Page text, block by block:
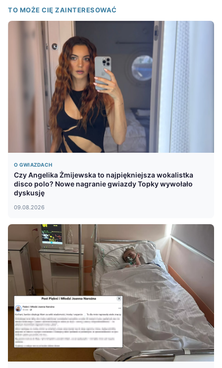
TO MOŻE CIĘ ZAINTERESOWAĆ
O GWIAZDACH
Czy Angelika Żmijewska to najpiękniejsza wokalistka
disco polo? Nowe nagranie gwiazdy Topky wywołało
dyskusję
09.08.2026